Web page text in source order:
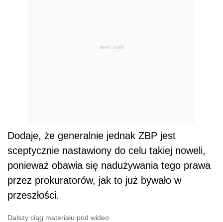
REKLAMA
Dodaje, że generalnie jednak ZBP jest
sceptycznie nastawiony do celu takiej noweli,
ponieważ obawia się nadużywania tego prawa
przez prokuratorów, jak to już bywało w
przeszłości.
Dalszy ciąg materiału pod wideo